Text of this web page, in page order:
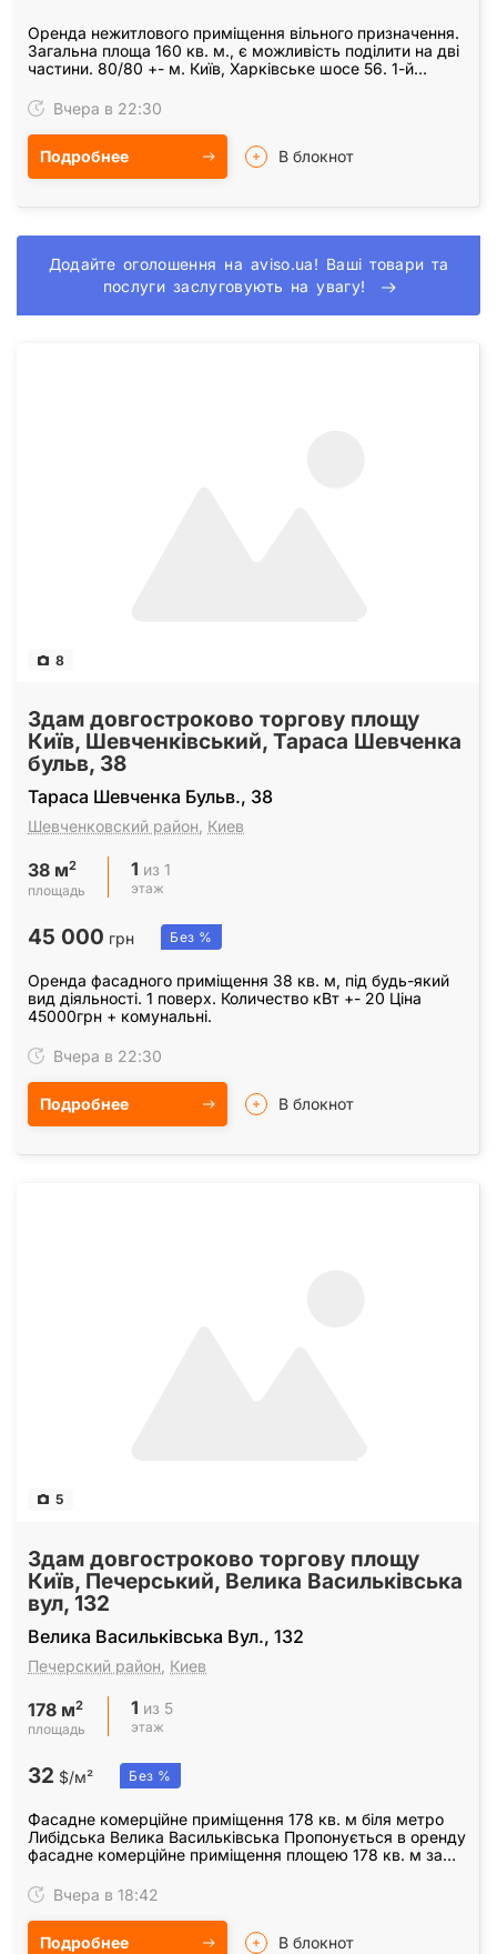
Оренда нежитлового приміщення вільного призначення.
Загальна площа 160 кв. м., є можливість поділити на дві
частини. 80/80 +- м. Київ, Харківське шосе 56. 1-й
Вчера в 22:30
Подробнее В блокнот
Додайте оголошення на aviso.ua! Ваші товари та
послуги заслуговують на увагу!
8
Здам довгостроково торгову площу
Київ, Шевченківський, Тараса Шевченка
бульв, 38
Тараса Шевченка Бульв., 38
Шевченковский район Киев
38 м2
площадь
1 из 1
этаж
45 000 грн Без %
Оренда фасадного приміщення 38 кв. м, під будь-який
вид діяльності. 1 поверх. Количество кВт +- 20 Ціна
45000грн + комунальні.
Вчера в 22:30
Подробнее В блокнот
5
Здам довгостроково торгову площу
Київ, Печерський, Велика Васильківська
вул, 132
Велика Васильківська Вул., 132
Печерский район Киев
178 м2
площадь
1 из 5
этаж
32 $/м² Без %
Фасадне комерційне приміщення 178 кв. м біля метро
Либідська Велика Васильківська Пропонується в оренду
фасадне комерційне приміщення площею 178 кв. м за
Вчера в 18:42
Подробнее В блокнот